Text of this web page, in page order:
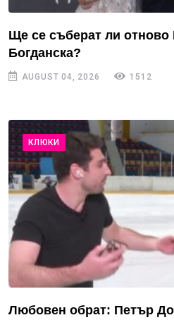
Ще се съберат ли отново
Богданска?
AUGUST 04, 2026 1512
КЛЮКИ
Любовен обрат: Петър